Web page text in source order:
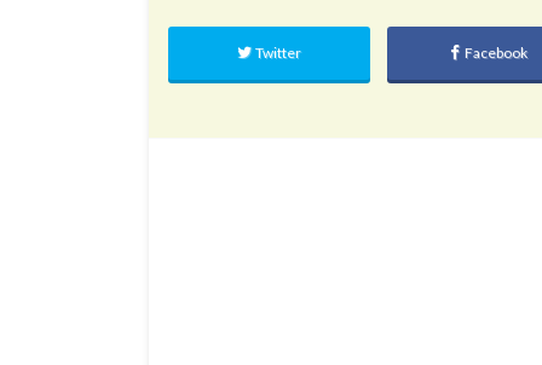
Twitter Facebook